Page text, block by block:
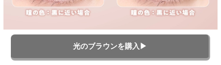
光のブラウンを購入▶